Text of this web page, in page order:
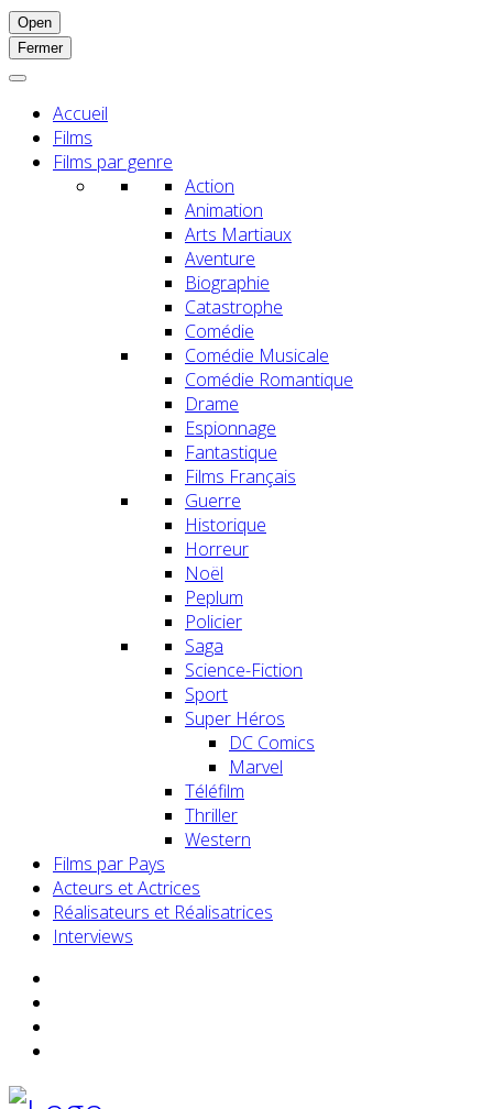
Open
Fermer
Accueil
Films
Films par genre
Action
Animation
Arts Martiaux
Aventure
Biographie
Catastrophe
Comédie
Comédie Musicale
Comédie Romantique
Drame
Espionnage
Fantastique
Films Français
Guerre
Historique
Horreur
Noël
Peplum
Policier
Saga
Science-Fiction
Sport
Super Héros
DC Comics
Marvel
Téléfilm
Thriller
Western
Films par Pays
Acteurs et Actrices
Réalisateurs et Réalisatrices
Interviews